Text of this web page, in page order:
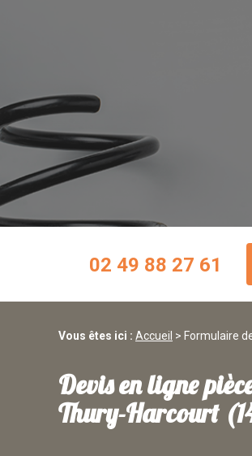
02 49 88 27 61
Vous êtes ici : Accueil > Formulaire
Devis en ligne
Thury-Harcourt